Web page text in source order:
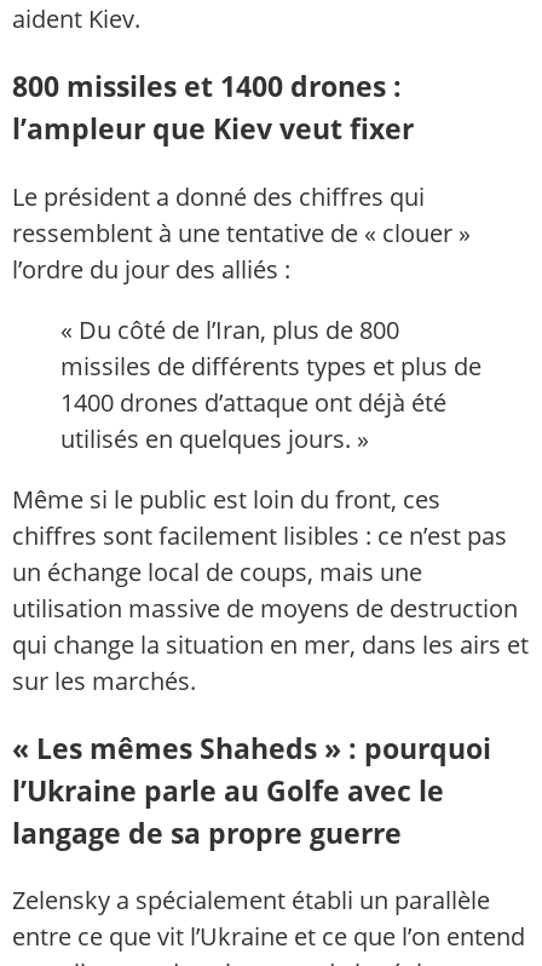
aident Kiev.
800 missiles et 1400 drones :
l’ampleur que Kiev veut fixer
Le président a donné des chiffres qui
ressemblent à une tentative de « clouer »
l’ordre du jour des alliés :
« Du côté de l’Iran, plus de 800
missiles de différents types et plus de
1400 drones d’attaque ont déjà été
utilisés en quelques jours. »
Même si le public est loin du front, ces
chiffres sont facilement lisibles : ce n’est pas
un échange local de coups, mais une
utilisation massive de moyens de destruction
qui change la situation en mer, dans les airs et
sur les marchés.
« Les mêmes Shaheds » : pourquoi
l’Ukraine parle au Golfe avec le
langage de sa propre guerre
Zelensky a spécialement établi un parallèle
entre ce que vit l’Ukraine et ce que l’on entend